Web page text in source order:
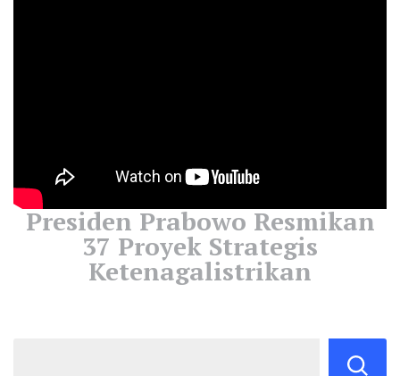
Presiden Prabowo Resmikan
37 Proyek Strategis
Ketenagalistrikan